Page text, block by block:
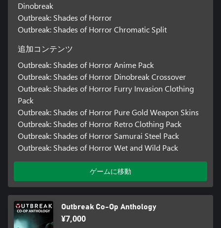
Dinobreak
Outbreak: Shades of Horror
Outbreak: Shades of Horror Chromatic Split
追加コンテンツ
Outbreak: Shades of Horror Anime Pack
Outbreak: Shades of Horror Dinobreak Crossover
Outbreak: Shades of Horror Furry Invasion Clothing
Pack
Outbreak: Shades of Horror Pure Gold Weapon Skins
Outbreak: Shades of Horror Retro Clothing Pack
Outbreak: Shades of Horror Samurai Steel Pack
Outbreak: Shades of Horror Wet and Wild Pack
ゲームに移動
Outbreak Co-Op Anthology
¥7,000